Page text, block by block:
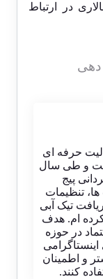
در ارتباط
دهی
حرفه ای
و طی سال
پیج
تنظیمات
تیک آبی
ام. هدف
در حوزه
و اطمینان
کنند.